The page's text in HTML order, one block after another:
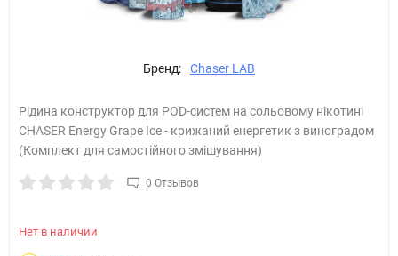
Бренд: Chaser LAB
Рідина конструктор для POD-систем на сольовому нікотині
CHASER Energy Grape Ice - крижаний енергетик з виноградом
(Комплект для самостійного змішування)
0 Отзывов
Нет в наличии